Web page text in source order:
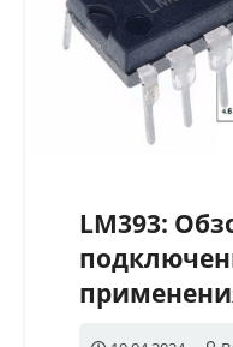
LM393: